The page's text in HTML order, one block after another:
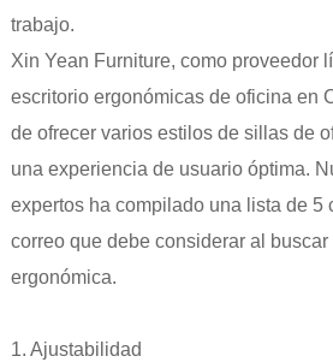
trabajo.
Xin Yean Furniture, como proveedor
escritorio ergonómicas de oficina en
de ofrecer varios estilos de sillas de
una experiencia de usuario óptima.
expertos ha compilado una lista de 5
correo que debe considerar al
ergonómica.
1. Ajustabilidad